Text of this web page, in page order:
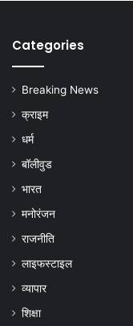
Categories
Breaking News
क्राइम
धर्म
बॉलीवुड
भारत
मनोरंजन
राजनीति
लाइफस्टाइल
व्यापार
शिक्षा